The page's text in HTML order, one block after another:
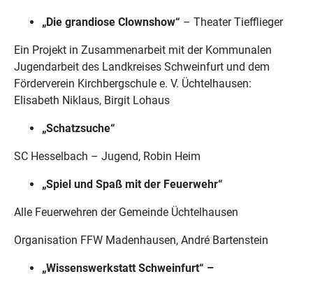
„Die grandiose Clownshow“ – Theater Tiefflieger
Ein Projekt in Zusammenarbeit mit der Kommunalen
Jugendarbeit des Landkreises Schweinfurt und dem
Förderverein Kirchbergschule e. V. Üchtelhausen:
Elisabeth Niklaus, Birgit Lohaus
„Schatzsuche“
SC Hesselbach – Jugend, Robin Heim
„Spiel und Spaß mit der Feuerwehr“
Alle Feuerwehren der Gemeinde Üchtelhausen
Organisation FFW Madenhausen, André Bartenstein
„Wissenswerkstatt Schweinfurt“ –